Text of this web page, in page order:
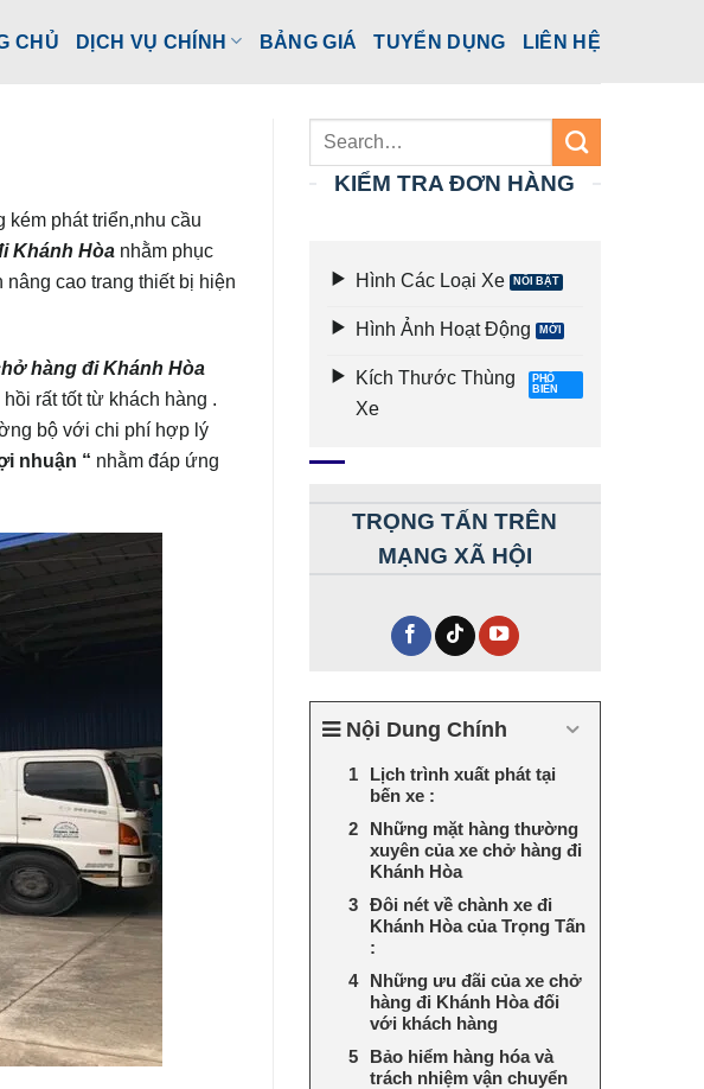
CHỦ DỊCH VỤ CHÍNH BẢNG GIÁ TUYỂN DỤNG LIÊN HỆ
kém phát triển,nhu cầu
Khánh Hòa nhằm phục
cao trang thiết bị hiện
hàng đi Khánh Hòa
rất tốt từ khách hàng .
bộ với chi phí hợp lý
nhuận “ nhằm đáp ứng
KIỂM TRA ĐƠN HÀNG
Hình Các Loại Xe
Hình Ảnh Hoạt Động
Kích Thước Thùng
Xe
TRỌNG TẤN TRÊN
MẠNG XÃ HỘI
Nội Dung Chính
Lịch trình xuất phát tại
bến xe :
Những mặt hàng thường
xuyên của xe chở hàng đi
Khánh Hòa
Đôi nét về chành xe đi
Khánh Hòa của Trọng Tấn
:
Những ưu đãi của xe chở
hàng đi Khánh Hòa đối
với khách hàng
Bảo hiểm hàng hóa và
trách nhiệm vận chuyển